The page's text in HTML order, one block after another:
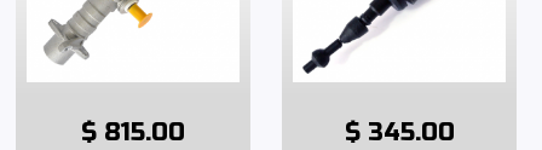
$ 815.00 $ 345.00